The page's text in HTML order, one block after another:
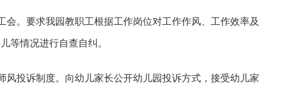
会。要求我园教职工根据工作岗位对工作作风、工作效率及
等情况进行自查自纠。
风投诉制度。向幼儿家长公开幼儿园投诉方式，接受幼儿家